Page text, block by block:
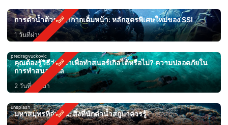
การดำน้ำด้วยหน้ากากเต็มหน้า: หลักสูตรพิเศษใหม่ของ SSI
1 วันที่ผ่านมา
predragvuckovic
คุณต้องรู้วิธีว่ายน้ำเพื่อทำสนอร์เกิลได้หรือไม่? ความปลอดภัยใน
การทำสนอร์เกิล
2 วันที่ผ่านมา
unsplash
มหาสมุทรที่อุ่นขึ้น: สิ่งที่นักดำน้ำสกูบาควรรู้